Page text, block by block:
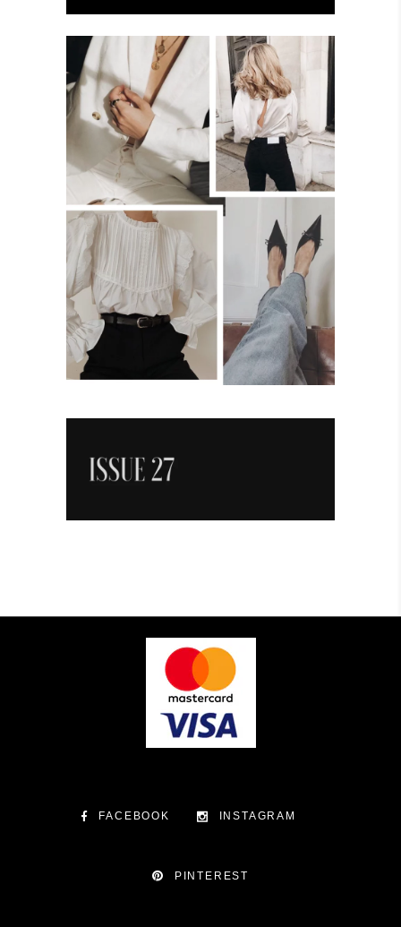
FACEBOOK INSTAGRAM
PINTEREST